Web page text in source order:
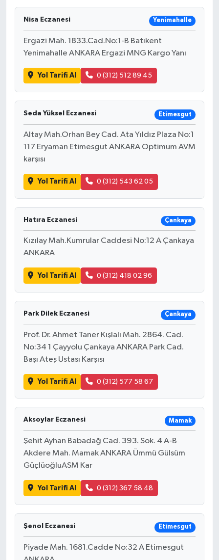
Nisa Eczanesi Yenimahalle
Ergazi Mah. 1833.Cad.No:1-B Batıkent
Yenimahalle ANKARA Ergazi MNG Kargo Yanı
Yol Tarifi Al 0 (312) 512 89 45
Seda Yüksel Eczanesi Etimesgut
Altay Mah.Orhan Bey Cad. Ata Yıldız Plaza No:1
117 Eryaman Etimesgut ANKARA Optimum AVM
karşısı
Yol Tarifi Al 0 (312) 543 62 05
Hatıra Eczanesi Çankaya
Kızılay Mah.Kumrular Caddesi No:12 A Çankaya
ANKARA
Yol Tarifi Al 0 (312) 418 02 96
Park Dilek Eczanesi Çankaya
Prof. Dr. Ahmet Taner Kışlalı Mah. 2864. Cad.
No:34 1 Çayyolu Çankaya ANKARA Park Cad.
Başı Ateş Ustası Karşısı
Yol Tarifi Al 0 (312) 577 58 67
Aksoylar Eczanesi Mamak
Şehit Ayhan Babadağ Cad. 393. Sok. 4 A-B
Akdere Mah. Mamak ANKARA Ümmü Gülsüm
GüçlüoğluASM Kar
Yol Tarifi Al 0 (312) 367 58 48
Şenol Eczanesi Etimesgut
Piyade Mah. 1681.Cadde No:32 A Etimesgut